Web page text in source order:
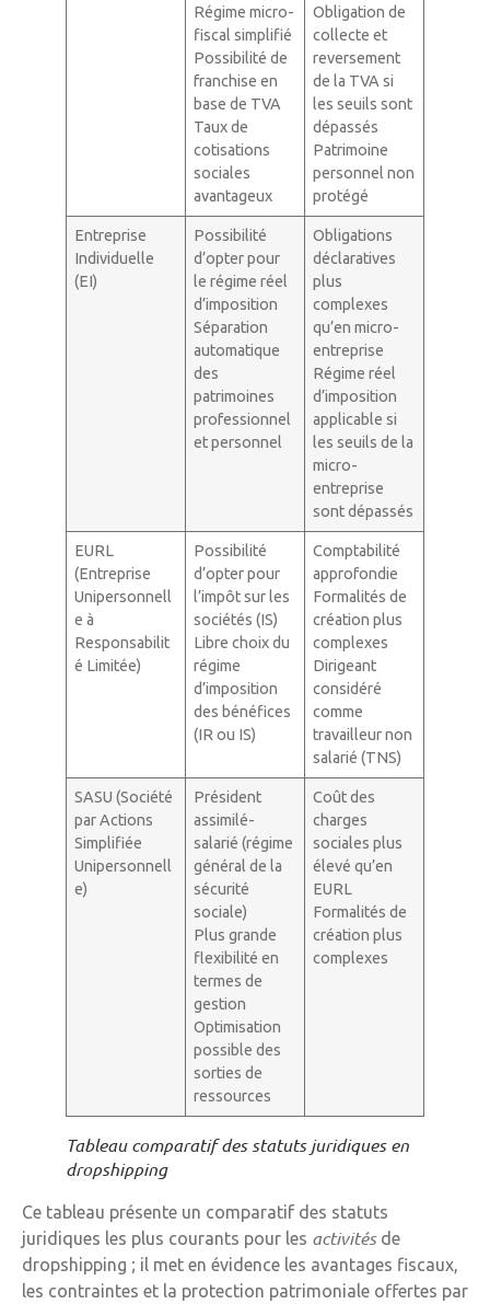
Régime micro-
fiscal simplifié
Possibilité de
franchise en
base de TVA
Taux de
cotisations
sociales
avantageux
Obligation de
collecte et
reversement
de la TVA si
les seuils sont
dépassés
Patrimoine
personnel non
protégé
Entreprise
Individuelle
(EI)
Possibilité
d’opter pour
le régime réel
d’imposition
Séparation
automatique
des
patrimoines
professionnel
et personnel
Obligations
déclaratives
plus
complexes
qu’en micro-
entreprise
Régime réel
d’imposition
applicable si
les seuils de la
micro-
entreprise
sont dépassés
EURL
(Entreprise
Unipersonnell
e à
Responsabilit
é Limitée)
Possibilité
d’opter pour
l’impôt sur les
sociétés (IS)
Libre choix du
régime
d’imposition
des bénéfices
(IR ou IS)
Comptabilité
approfondie
Formalités de
création plus
complexes
Dirigeant
considéré
comme
travailleur non
salarié (TNS)
SASU (Société
par Actions
Simplifiée
Unipersonnell
e)
Président
assimilé-
salarié (régime
général de la
sécurité
sociale)
Plus grande
flexibilité en
termes de
gestion
Optimisation
possible des
sorties de
ressources
Coût des
charges
sociales plus
élevé qu’en
EURL
Formalités de
création plus
complexes
Tableau comparatif des statuts juridiques en
dropshipping
Ce tableau présente un comparatif des statuts
juridiques les plus courants pour les activitésde
dropshipping ; il met en évidence les avantages fiscaux,
les contraintes et la protection patrimoniale offertes par